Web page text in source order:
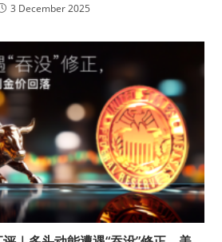
3 December 2025